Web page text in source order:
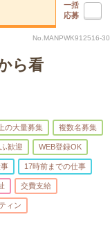
一括
応募
No.MANPWK912516-30
ら看
の大量募集 複数名募集
歓迎 WEB登録OK
17時前までの仕事
交費支給
ィン